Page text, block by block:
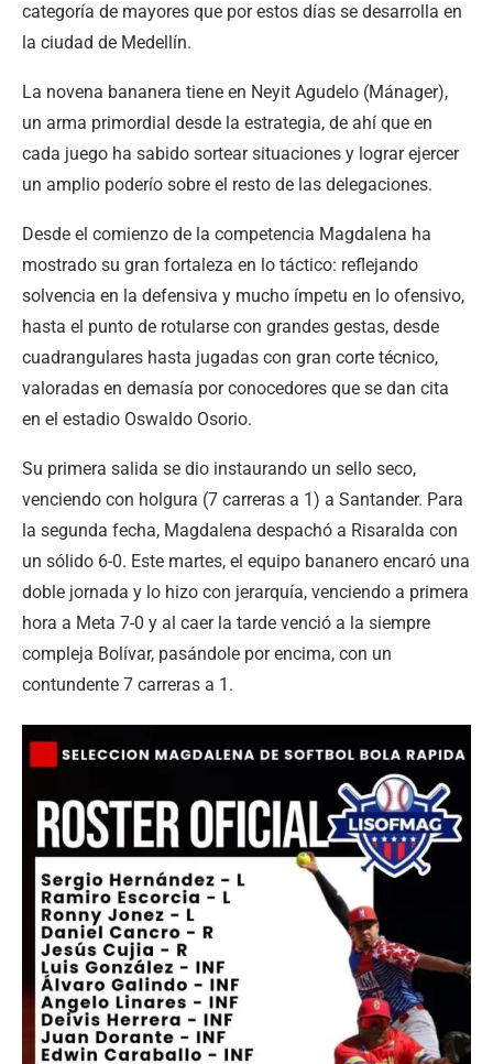
categoría de mayores que por estos días se desarrolla en
la ciudad de Medellín.
La novena bananera tiene en Neyit Agudelo (Mánager),
un arma primordial desde la estrategia, de ahí que en
cada juego ha sabido sortear situaciones y lograr ejercer
un amplio poderío sobre el resto de las delegaciones.
Desde el comienzo de la competencia Magdalena ha
mostrado su gran fortaleza en lo táctico: reflejando
solvencia en la defensiva y mucho ímpetu en lo ofensivo,
hasta el punto de rotularse con grandes gestas, desde
cuadrangulares hasta jugadas con gran corte técnico,
valoradas en demasía por conocedores que se dan cita
en el estadio Oswaldo Osorio.
Su primera salida se dio instaurando un sello seco,
venciendo con holgura (7 carreras a 1) a Santander. Para
la segunda fecha, Magdalena despachó a Risaralda con
un sólido 6-0. Este martes, el equipo bananero encaró una
doble jornada y lo hizo con jerarquía, venciendo a primera
hora a Meta 7-0 y al caer la tarde venció a la siempre
compleja Bolívar, pasándole por encima, con un
contundente 7 carreras a 1.